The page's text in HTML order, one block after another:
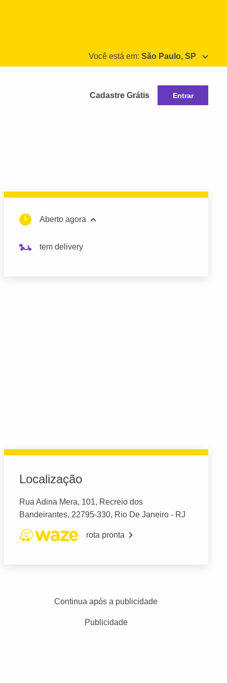
Você está em: São Paulo, SP
Cadastre Grátis Entrar
Aberto agora
tem delivery
Localização
Rua Adina Mera, 101, Recreio dos
Bandeirantes, 22795-330, Rio De Janeiro - RJ
rota pronta
Continua após a publicidade
Publicidade